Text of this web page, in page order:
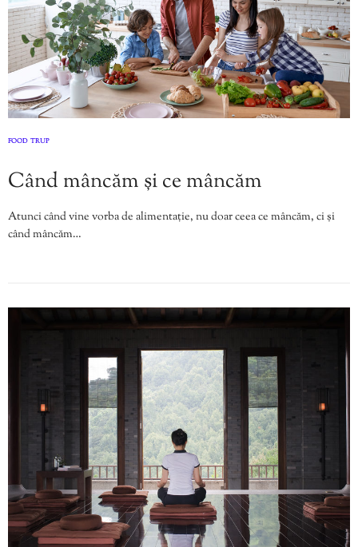
FOOD TRUP
Când mâncăm și ce mâncăm
Atunci când vine vorba de alimentație, nu doar ceea ce mâncăm, ci și
când mâncăm…